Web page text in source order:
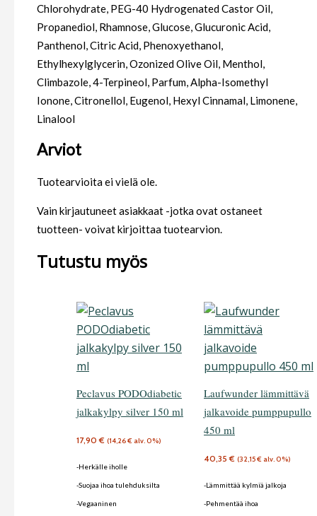
Chlorohydrate, PEG-40 Hydrogenated Castor Oil,
Propanediol, Rhamnose, Glucose, Glucuronic Acid,
Panthenol, Citric Acid, Phenoxyethanol,
Ethylhexylglycerin, Ozonized Olive Oil, Menthol,
Climbazole, 4-Terpineol, Parfum, Alpha-Isomethyl
Ionone, Citronellol, Eugenol, Hexyl Cinnamal, Limonene,
Linalool
Arviot
Tuotearvioita ei vielä ole.
Vain kirjautuneet asiakkaat -jotka ovat ostaneet
tuotteen- voivat kirjoittaa tuotearvion.
Tutustu myös
Peclavus PODOdiabetic
jalkakylpy silver 150 ml
17,90€ (14,26€ alv. 0%)
-Herkälle iholle
-Suojaa ihoa tulehduksilta
-Vegaaninen
Laufwunder lämmittävä
jalkavoide pumppupullo
450 ml
40,35€ (32,15€ alv. 0%)
-Lämmittää kylmiä jalkoja
-Pehmentää ihoa